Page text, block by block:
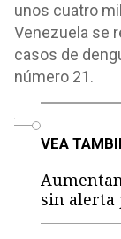
unos cuatro
Venezuela se
casos de
número 21.
VEA
sin alerta